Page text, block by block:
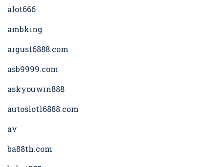
alot666
ambking
argus16888.com
asb9999.com
askyouwin888
autoslot16888.com
av
ba88th.com